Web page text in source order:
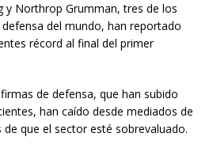
y Northrop Grumman, tres de los
del mundo, han reportado
récord al final del primer
de defensa, que han subido
han caído desde mediados de
que el sector esté sobrevaluado.